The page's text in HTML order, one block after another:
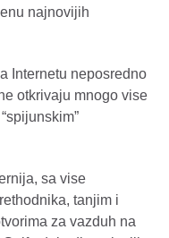
najnovijih
Internetu neposredno
otkrivaju mnogo vise
sa vise
tanjim i
za vazduh na